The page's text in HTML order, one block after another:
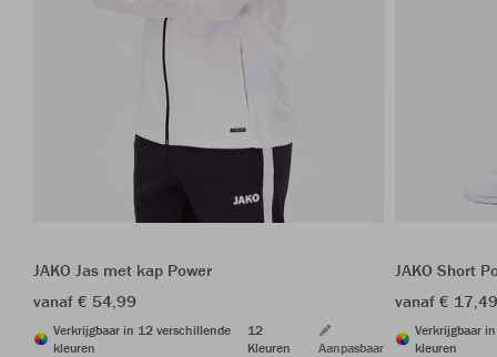
JAKO Jas met kap Power
vanaf € 54,99
Verkrijgbaar in 12 verschillende
kleuren
12
Kleuren
Aanpasbaar
JAKO Short
vanaf €
Verkrijgbaar
kleuren